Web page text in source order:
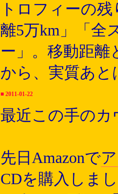
トロフィーの
離5万km」「全
ー」。移動距
から、実質あ
■ 2011-01-22
最近この手の
先日Amazonで
CDを購入しま